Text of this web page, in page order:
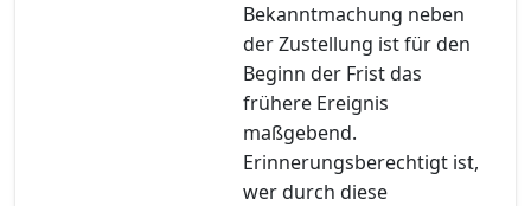
Bekanntmachung neben
der Zustellung ist für den
Beginn der Frist das
frühere Ereignis
maßgebend.
Erinnerungsberechtigt ist,
wer durch diese